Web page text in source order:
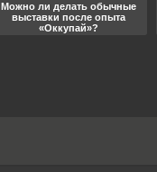
Можно ли делать обычные
выставки после опыта
«Оккупай»?